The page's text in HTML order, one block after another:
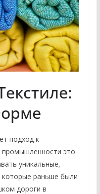
подход к
промышленности это
уникальные,
раньше были
дороги в